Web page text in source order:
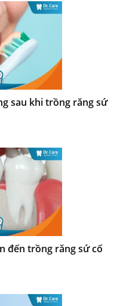
sau khi trồng răng sứ
đến trồng răng sứ cố